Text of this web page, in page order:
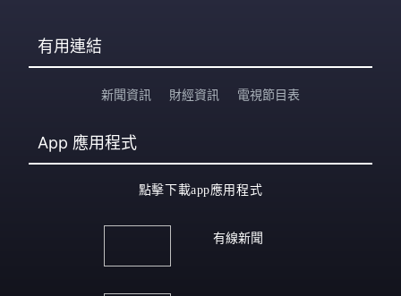
有用連結
新聞資訊 財經資訊 電視節目表
App 應用程式
點擊下載app應用程式
有線新聞